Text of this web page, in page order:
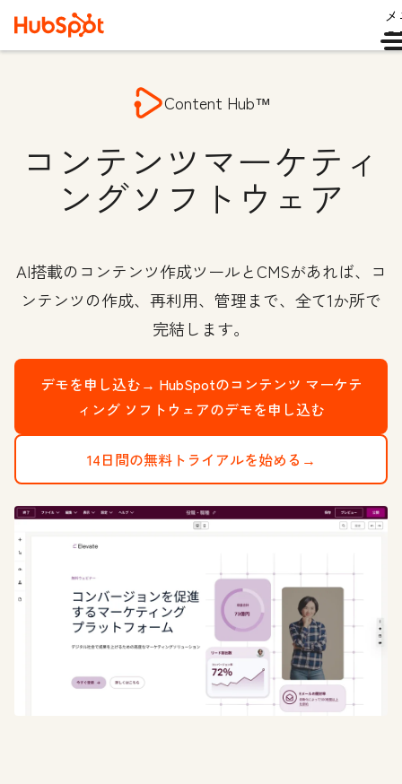
Content Hub™
コンテンツマーケティ
ングソフトウェア
AI搭載のコンテンツ作成ツールとCMSがあれば、コ
ンテンツの作成、再利用、管理まで、全て1か所で
完結します。
デモを申し込む→ HubSpotのコンテンツ マーケテ
ィング ソフトウェアのデモを申し込む
14日間の無料トライアルを始める→